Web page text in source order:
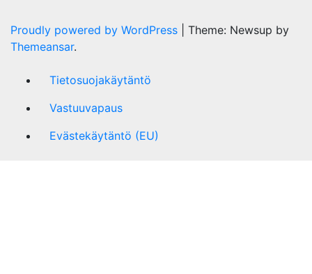
Proudly powered by WordPress
Theme: Newsup by
Themeansar.
Tietosuojakäytäntö
Vastuuvapaus
Evästekäytäntö (EU)